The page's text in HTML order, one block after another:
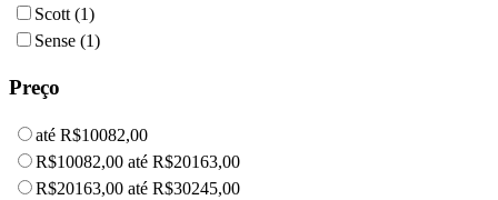
Scott (1)
Sense (1)
Preço
até R$10082,00
R$10082,00 até R$20163,00
R$20163,00 até R$30245,00